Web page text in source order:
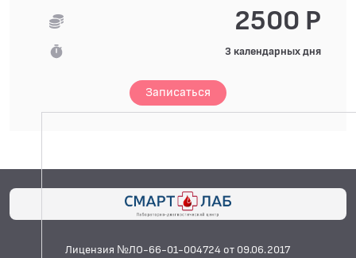
2500 Р
3 календарных дня
Записаться
Лицензия №ЛО-66-01-004724 от 09.06.2017